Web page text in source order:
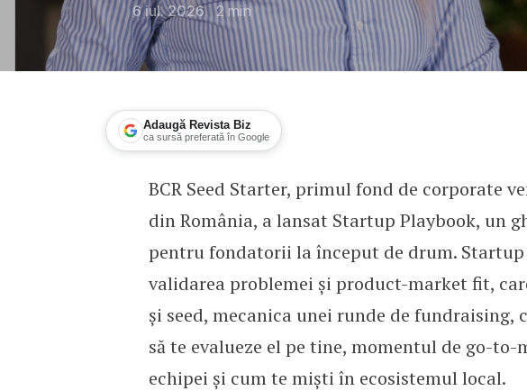
6 iul. 2026 2 min
Adaugă Revista Biz
ca sursă preferată în Google
BCR Seed Starter lansează
BCR Seed Starter, primul fond de corporate
din România, a lansat Startup Playbook, un
pentru fondatorii la început de drum. Startup
validarea problemei și product-market fit,
și seed, mecanica unei runde de
să te evalueze el pe tine, momentul de go-
echipei și cum te miști în ecosistemul local.